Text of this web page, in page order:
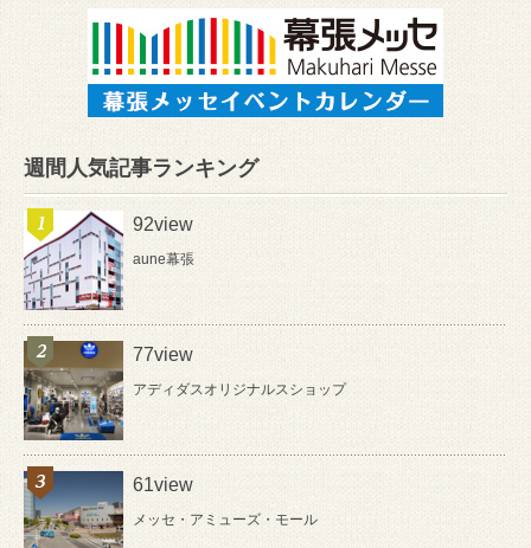
週間人気記事ランキング
92view
aune幕張
77view
アディダスオリジナルスショップ
61view
メッセ・アミューズ・モール